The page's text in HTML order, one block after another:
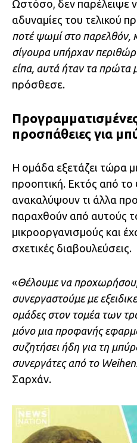
Ωστόσο, δεν παρέλειψε
αδυναμίες του τελικού
ποτέ ψωμί στο παρελθόν,
σίγουρα υπήρχαν
είπα, αυτά ήταν τα πρώτα
πρόσθεσε.
προσπάθειες για
Η ομάδα εξετάζει τώρα
προοπτική. Εκτός από
ανακαλύψουν τι άλλα
παραχθούν από αυτούς
μικροοργανισμούς και
σχετικές διαβουλεύσεις.
«Θέλουμε να
συνεργαστούμε με
ομάδες στον τομέα των
μόνο μια προφανής
συζητήσει ήδη για τη
συνεργάτες από το
Σαρχάν.